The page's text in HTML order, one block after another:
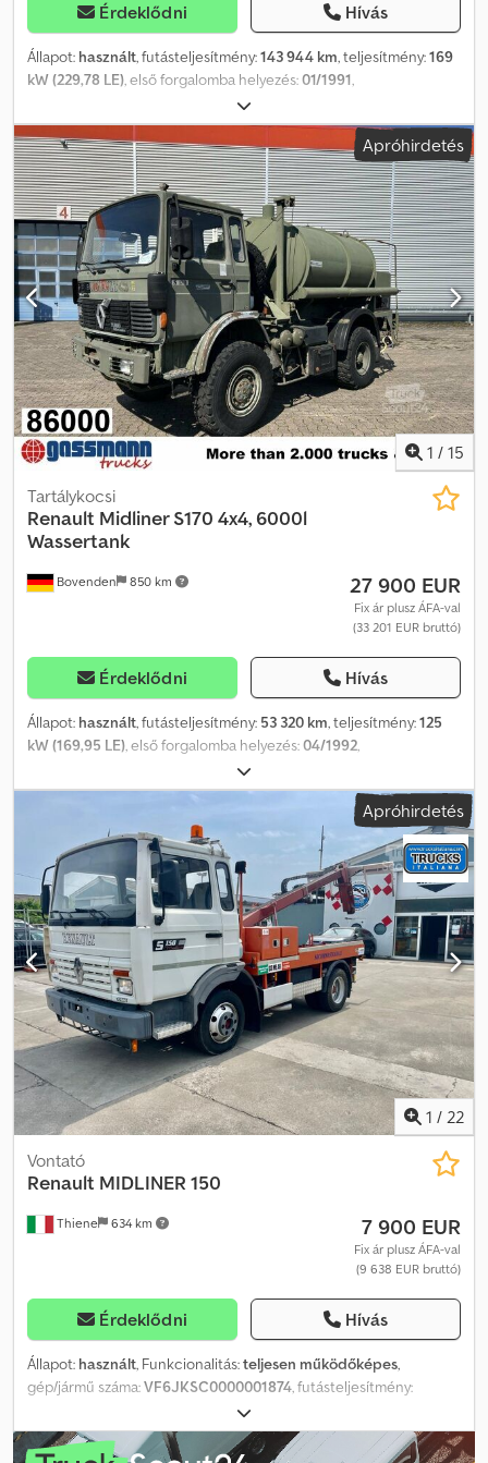
Érdeklődni Hívás
Állapot: használt, futásteljesítmény:143 944 km, teljesítmény:169
kW (229,78 LE), első forgalomba helyezés:01/1991,
, össztömeg:
tengelyelrendezés:4x2, hajtástípus:mechanikai, kibocsátási
osztály:euro2, Gyártási év:1991, Chauveau márkájú teherautó:
Chjdszkv Ivopfx Afvea Jól indul, menet közben is megfelelően
működik, de a motor füstöl. Szállítási idő (napokban): 1
Teljesítmény: 231 LE (DIN) Teljesítmény: 169 kW Adóteljesítmény: 17
LE
Apróhirdetés
1 / 15
Bovenden 850 km
Tartálykocsi
Renault Midliner S170 4x4, 6000l
Wassertank
27 900 EUR
Fix ár plusz ÁFA-val
(33 201 EUR bruttó)
Érdeklődni Hívás
Állapot: használt, futásteljesítmény: 53 320 km, teljesítmény:125
kW (169,95 LE) , első forgalomba helyezés:04/1992
, össztömeg:
365/85R20, tengelyelrendezés:4x4, tengelytáv:3 050 mm, szín:
mechanikai,
kibocsátási osztály:nincs, felfüggesztés: , ülések száma:3,
Felszereltség:
differenciálzár, fülke, összkerékhajtás, Jármű
helye: Bovenden, Kz. ház, dupla ülőpad, hátsó ablak, 6 sebességes
váltó, differenciálzár, laprugós felfüggesztés, tárolódoboz
Chjdpoyhzbuefx Afvea Tengelytáv: 3050 mm Felépítmény: Rocher
cég felépítménye 6000 literes víztartállyal. Tartozékok megadása
garancia nélkül, a változtatás, közbenső eladás és tévedés jogát
fenntartjuk!
Apróhirdetés
1 / 22
Thiene 634 km
Vontató
Renault MIDLINER 150
7 900 EUR
Fix ár plusz ÁFA-val
(9 638 EUR bruttó)
Érdeklődni Hívás
Állapot: használt, Funkcionalitás:teljesen működőképes,
gép/jármű száma:VF6JKSC0000001874, futásteljesítmény:
, első forgalomba helyezés:
dízel, saját tömeg:3 000 kg, maximális teherbírás:4 500 kg,
össztömeg: 7 500 kg, abroncs méret: 205/75 R 17.5
, gumiabroncs